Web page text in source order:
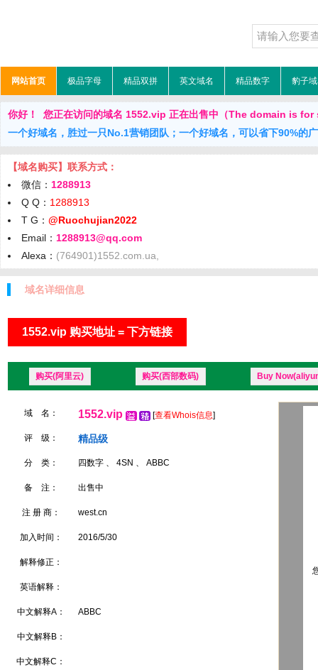
网站首页 极品字母 精品双拼 英文域名 精品数字 豹子
你好！ 您正在访问的域名 1552.vip 正在出售中（The domain is for
一个好域名，胜过一只No.1营销团队；一个好域名，可以省下90%的
【域名购买】联系方式：
微信： 1288913
Q Q： 1288913
T G： @Ruochujian2022
Email： 1288913@qq.com
Alexa： (764901)1552.com.ua,
域名详细信息
1552.vip 购买地址 = 下方链接
购买(阿里云) 购买(西部数码) Buy
域 名： 1552.vip [查看Whois信息]
评 级： 精品级
分 类： 四数字 、 4SN 、 ABBC
备 注： 出售中
注 册 商： west.cn
加入时间： 2016/5/30
解释修正：
英语解释：
中文解释A： ABBC
中文解释B：
中文解释C：